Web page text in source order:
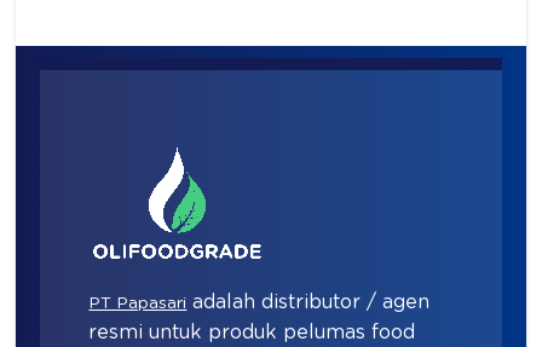
PT Papasari adalah distributor / agen
resmi untuk produk pelumas food